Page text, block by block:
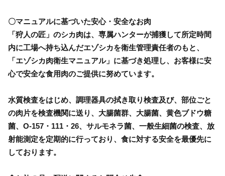
〇マニュアルに基づいた安心・安全なお肉
「狩人の匠」のシカ肉は、専属ハンターが捕獲して所定時間
内に工場へ持ち込んだエゾシカを衛生管理責任者のもと、
「エゾシカ肉衛生マニュアル」に基づき処理し、お客様に安
心で安全な食用肉のご提供に努めています。
水質検査をはじめ、調理器具の拭き取り検査及び、部位ごと
の肉片を検査機関に送り、大腸菌群、大腸菌、黄色ブドウ糖
菌、O-157・111・26、サルモネラ菌、一般生細菌の検査、放
射能測定を定期的に行っており、食に対する安全を最優先に
しております。